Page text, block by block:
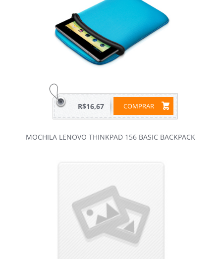
COMPRAR
R$16,67
MOCHILA LENOVO THINKPAD 156 BASIC BACKPACK